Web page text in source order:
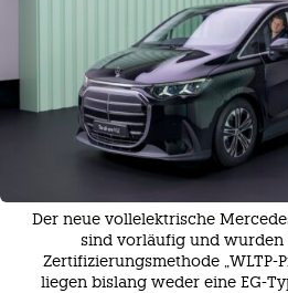
Der neue vollelektrische
sind vorläufig und
Zertifizierungsmethode „WLTP-
liegen bislang weder eine EG-